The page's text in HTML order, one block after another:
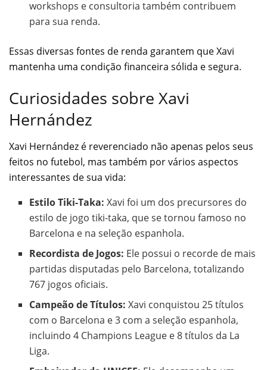
workshops e consultoria também contribuem
para sua renda.
Essas diversas fontes de renda garantem que Xavi
mantenha uma condição financeira sólida e segura.
Curiosidades sobre Xavi
Hernández
Xavi Hernández é reverenciado não apenas pelos seus
feitos no futebol, mas também por vários aspectos
interessantes de sua vida:
Estilo Tiki-Taka: Xavi foi um dos precursores do
estilo de jogo tiki-taka, que se tornou famoso no
Barcelona e na seleção espanhola.
Recordista de Jogos: Ele possui o recorde de mais
partidas disputadas pelo Barcelona, totalizando
767 jogos oficiais.
Campeão de Títulos: Xavi conquistou 25 títulos
com o Barcelona e 3 com a seleção espanhola,
incluindo 4 Champions League e 8 títulos da La
Liga.